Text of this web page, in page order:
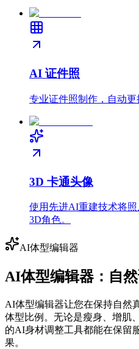
AI 证件照
专业证件照制作，自动更
3D 卡通头像
使用先进AI重建技术将
3D角色。
AI体型编辑器
AI体型编辑器：自
AI体型编辑器让您在保持自然
体型比例。无论是瘦身、增肌
的AI身材调整工具都能在保留
果。